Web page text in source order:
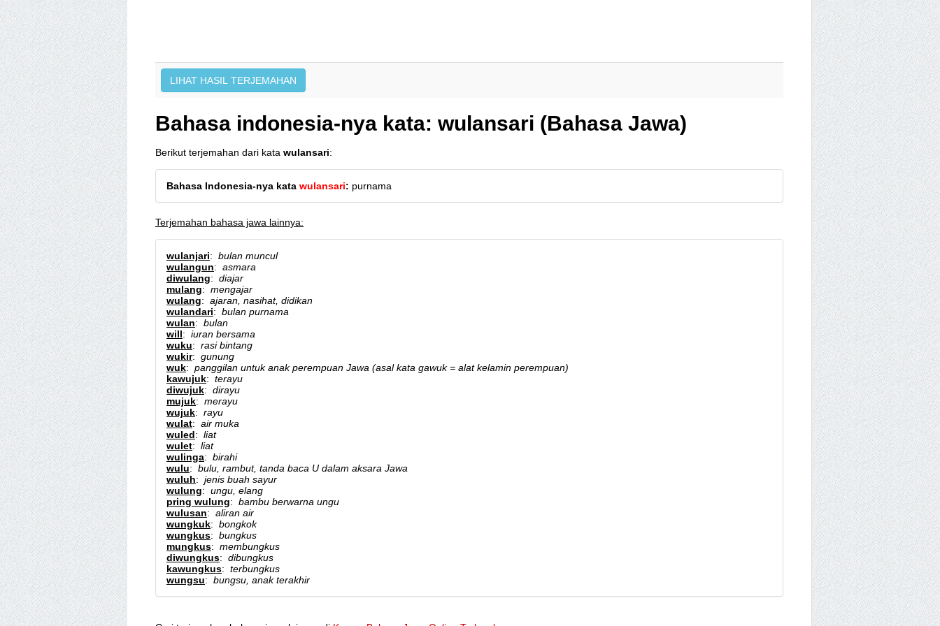
Bahasa indonesia-nya kata: wulansari (Bahasa Jawa)
Berikut terjemahan dari kata wulansari:
Bahasa Indonesia-nya kata wulansari: purnama
Terjemahan bahasa jawa lainnya:
wulanjari: bulan muncul
wulangun: asmara
diwulang: diajar
mulang: mengajar
wulang: ajaran, nasihat, didikan
wulandari: bulan purnama
wulan: bulan
will: iuran bersama
wuku: rasi bintang
wukir: gunung
wuk: panggilan untuk anak perempuan Jawa (asal kata gawuk = alat kelamin perempuan)
kawujuk: terayu
diwujuk: dirayu
mujuk: merayu
wujuk: rayu
wulat: air muka
wuled: liat
wulet: liat
wulinga: birahi
wulu: bulu, rambut, tanda baca U dalam aksara Jawa
wuluh: jenis buah sayur
wulung: ungu, elang
pring wulung: bambu berwarna ungu
wulusan: aliran air
wungkuk: bongkok
wungkus: bungkus
mungkus: membungkus
diwungkus: dibungkus
kawungkus: terbungkus
wungsu: bungsu, anak terakhir